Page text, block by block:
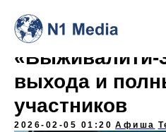
«Выживалити-
выхода и
участников
2026-02-05 01:20 Афиша